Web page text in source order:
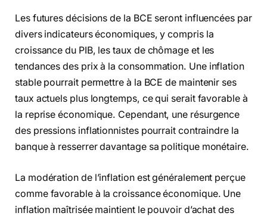
Les futures décisions de la BCE seront influencées par
divers indicateurs économiques, y compris la
croissance du PIB, les taux de chômage et les
tendances des prix à la consommation. Une inflation
stable pourrait permettre à la BCE de maintenir ses
taux actuels plus longtemps, ce qui serait favorable à
la reprise économique. Cependant, une résurgence
des pressions inflationnistes pourrait contraindre la
banque à resserrer davantage sa politique monétaire.
La modération de l’inflation est généralement perçue
comme favorable à la croissance économique. Une
inflation maîtrisée maintient le pouvoir d’achat des